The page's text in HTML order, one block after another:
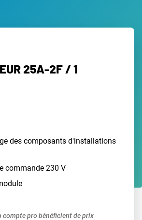
25A-2F / 1
des composants d'installations
commande 230 V
compte pro bénéficient de prix